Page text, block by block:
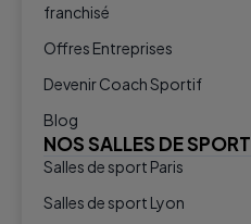
franchisé
Offres Entreprises
Devenir Coach Sportif
Blog
NOS SALLES DE SPORT
Salles de sport Paris
Salles de sport Lyon